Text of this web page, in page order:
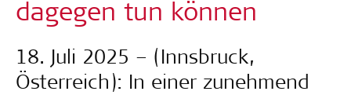
dagegen tun können
18. Juli 2025 – (Innsbruck,
Österreich): In einer zunehmend